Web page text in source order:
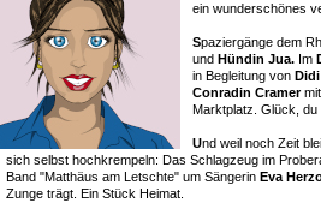
ein wunderschönes
Spaziergänge dem
und Hündin Jua. Im
in Begleitung von Didi
Conradin Cramermit
Marktplatz. Glück, du
Und weil noch Zeit
sich selbst hochkrempeln: Das Schlagzeug im
Band "Matthäus am Letschte" um Sängerin Eva
Zunge trägt. Ein Stück Heimat.